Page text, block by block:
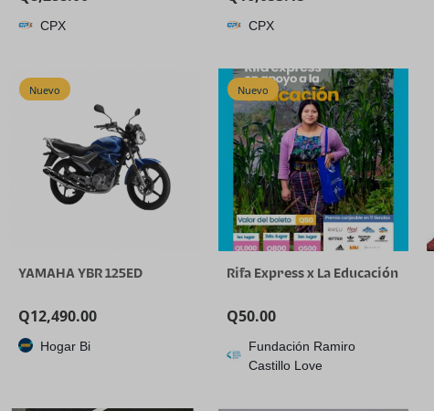
Entrada, Conmutador de
Transmisión en Vivo de 5
1080P60FPS, Grabación de
Video USB, Soporte
CPX
piezas) 20X Zoom AI
Tracking
joystick NDI de pantalla
cuádruple de 7 pulgadas
para
CPX
Nuevo
YAMAHA YBR 125ED
Q12,490.00
Hogar Bi
Nuevo
Rifa Express x La Educación
Q50.00
Fundación Ramiro
Castillo Love